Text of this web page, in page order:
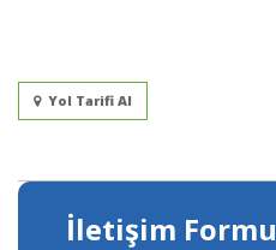
Yol Tarifi Al
İletişim Formu